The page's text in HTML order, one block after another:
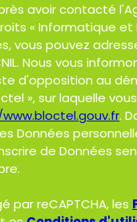
avoir contacté
« Informatique et
vous pouvez
Nous vous
d'opposition au
», sur laquelle
.
Données
de Données
par reCAPTCHA, les